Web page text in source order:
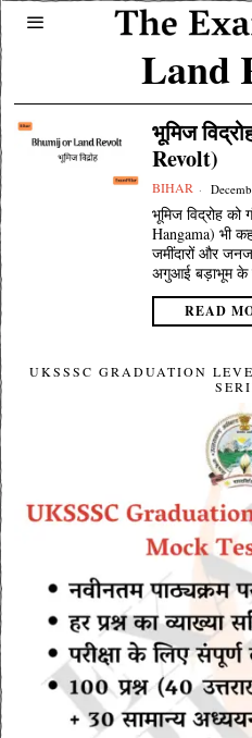
Land
भूमिज
Revolt)
BIHAR
भूमिज विद्रोह को
Hangama) भी
जमींदारों और
अगुआई बड़ाभूम के
READ
UKSSSC GRADUATION